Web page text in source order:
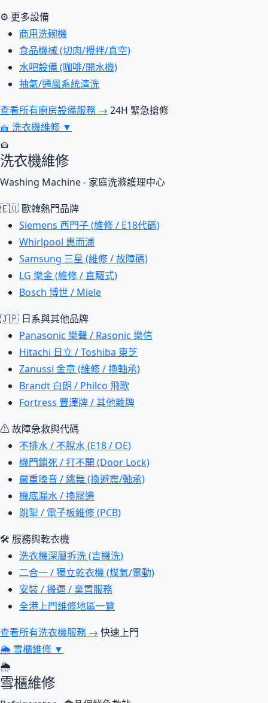
⚙ 更多設備
商用洗碗機
食品機械 (切肉/攪拌/真空)
水吧設備 (咖啡/開水機)
抽氣/通風系統清洗
查看所有廚房設備服務 → 24H 緊急搶修
🧺 洗衣機維修 ▼
🧺
洗衣機維修
Washing Machine - 家庭洗滌護理中心
🇪🇺 歐韓熱門品牌
Siemens 西門子 (維修 / E18代碼)
Whirlpool 惠而浦
Samsung 三星 (維修 / 故障碼)
LG 樂金 (維修 / 直驅式)
Bosch 博世 / Miele
🇯🇵 日系與其他品牌
Panasonic 樂聲 / Rasonic 樂信
Hitachi 日立 / Toshiba 東芝
Zanussi 金章 (維修 / 換軸承)
Brandt 白朗 / Philco 飛歌
Fortress 豐澤牌 / 其他雜牌
⚠ 故障急救與代碼
不排水 / 不脫水 (E18 / OE)
機門鎖死 / 打不開 (Door Lock)
嚴重噪音 / 跳舞 (換避震/軸承)
機底漏水 / 換膠邊
跳掣 / 電子板維修 (PCB)
🛠 服務與乾衣機
洗衣機深層拆洗 (吉機洗)
二合一 / 獨立乾衣機 (煤氣/電動)
安裝 / 搬運 / 棄置服務
全港上門維修地區一覽
查看所有洗衣機服務 → 快速上門
🌦 雪櫃維修 ▼
🌦
雪櫃維修